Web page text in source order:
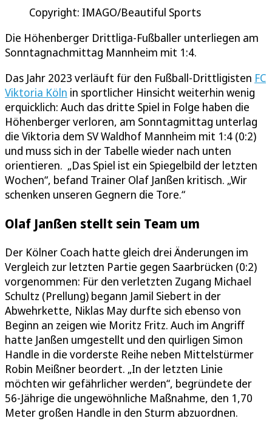
Copyright: IMAGO/Beautiful Sports
Die Höhenberger Drittliga-Fußballer unterliegen am
Sonntagnachmittag Mannheim mit 1:4.
Das Jahr 2023 verläuft für den Fußball-Drittligisten FC
Viktoria Köln in sportlicher Hinsicht weiterhin wenig
erquicklich: Auch das dritte Spiel in Folge haben die
Höhenberger verloren, am Sonntagmittag unterlag
die Viktoria dem SV Waldhof Mannheim mit 1:4 (0:2)
und muss sich in der Tabelle wieder nach unten
orientieren. „Das Spiel ist ein Spiegelbild der letzten
Wochen“, befand Trainer Olaf Janßen kritisch. „Wir
schenken unseren Gegnern die Tore.“
Olaf Janßen stellt sein Team um
Der Kölner Coach hatte gleich drei Änderungen im
Vergleich zur letzten Partie gegen Saarbrücken (0:2)
vorgenommen: Für den verletzten Zugang Michael
Schultz (Prellung) begann Jamil Siebert in der
Abwehrkette, Niklas May durfte sich ebenso von
Beginn an zeigen wie Moritz Fritz. Auch im Angriff
hatte Janßen umgestellt und den quirligen Simon
Handle in die vorderste Reihe neben Mittelstürmer
Robin Meißner beordert. „In der letzten Linie
möchten wir gefährlicher werden“, begründete der
56-Jährige die ungewöhnliche Maßnahme, den 1,70
Meter großen Handle in den Sturm abzuordnen.